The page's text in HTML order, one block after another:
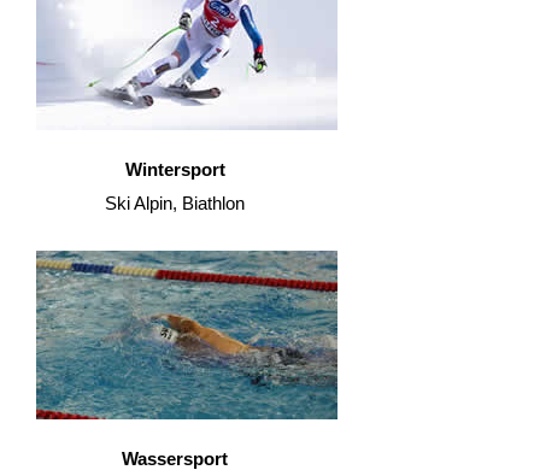
Wintersport
Ski Alpin, Biathlon
Wassersport